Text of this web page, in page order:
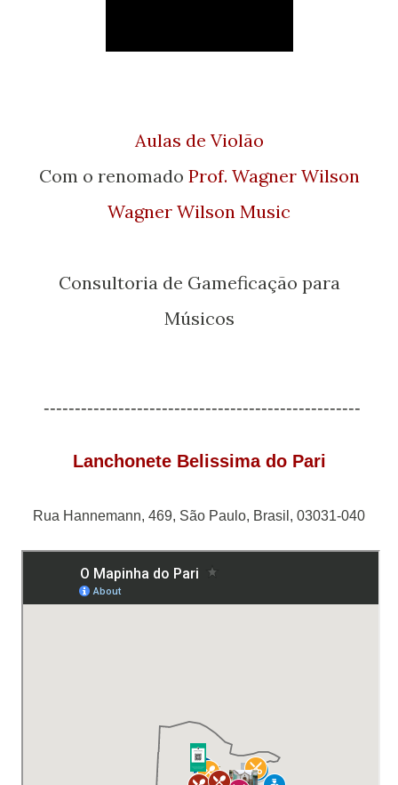
Aulas de Violão
Com o renomado Prof. Wagner Wilson
Wagner Wilson Music
Consultoria de Gameficação para
Músicos
---------------------------------------------------
Lanchonete Belissima do Pari
Rua Hannemann, 469, São Paulo, Brasil, 03031-040